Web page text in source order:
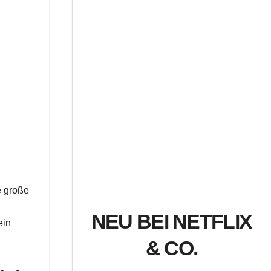
große
NEU BEI NETFLIX
& CO.